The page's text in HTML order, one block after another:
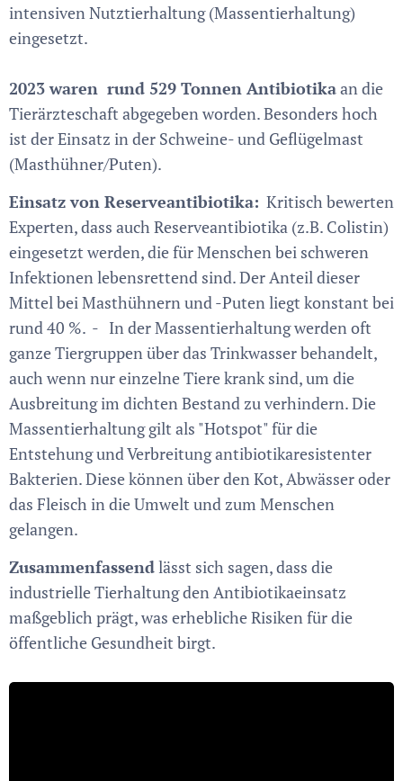
intensiven Nutztierhaltung (Massentierhaltung)
eingesetzt.
2023 waren rund 529 Tonnen Antibiotikaan die
Tierärzteschaft abgegeben worden. Besonders hoch
ist der Einsatz in der Schweine- und Geflügelmast
(Masthühner/Puten).
Einsatz von Reserveantibiotika: Kritisch bewerten
Experten, dass auch Reserveantibiotika (z.B. Colistin)
eingesetzt werden, die für Menschen bei schweren
Infektionen lebensrettend sind. Der Anteil dieser
Mittel bei Masthühnern und -Puten liegt konstant bei
rund 40 %. - In der Massentierhaltung werden oft
ganze Tiergruppen über das Trinkwasser behandelt,
auch wenn nur einzelne Tiere krank sind, um die
Ausbreitung im dichten Bestand zu verhindern. Die
Massentierhaltung gilt als "Hotspot" für die
Entstehung und Verbreitung antibiotikaresistenter
Bakterien. Diese können über den Kot, Abwässer oder
das Fleisch in die Umwelt und zum Menschen
gelangen.
Zusammenfassendlässt sich sagen, dass die
industrielle Tierhaltung den Antibiotikaeinsatz
maßgeblich prägt, was erhebliche Risiken für die
öffentliche Gesundheit birgt.